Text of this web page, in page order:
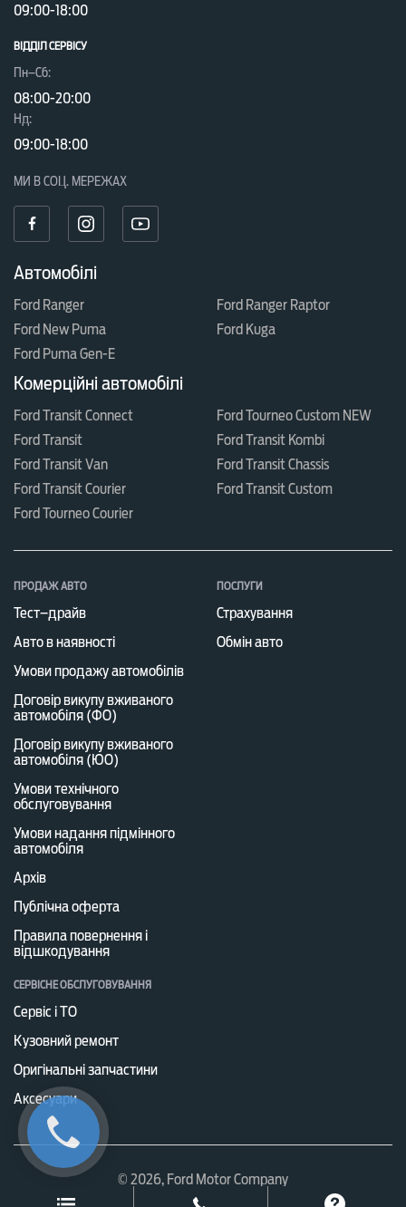
09:00-18:00
ВІДДІЛ CЕРВІСУ
Пн–Сб:
08:00-20:00
Нд:
09:00-18:00
МИ В СОЦ. МЕРЕЖАХ
Автомобілі
Ford Ranger
Ford Ranger Raptor
Ford New Puma
Ford Kuga
Ford Puma Gen-E
Комерційні автомобілі
Ford Transit Connect
Ford Tourneo Custom NEW
Ford Transit
Ford Transit Kombi
Ford Transit Van
Ford Transit Chassis
Ford Transit Courier
Ford Transit Custom
Ford Tourneo Courier
ПРОДАЖ АВТО
Тест–драйв
Авто в наявності
Умови продажу автомобілів
Договір викупу вживаного
автомобіля (ФО)
Договір викупу вживаного
автомобіля (ЮО)
Умови технічного
обслуговування
Умови надання підмінного
автомобіля
Архів
Публічна оферта
Правила повернення і
відшкодування
ПОСЛУГИ
Страхування
Обмін авто
СЕРВІСНЕ ОБСЛУГОВУВАННЯ
Сервіс і ТО
Кузовний ремонт
Оригінальні запчастини
Аксесуари
© 2026, Ford Motor Company